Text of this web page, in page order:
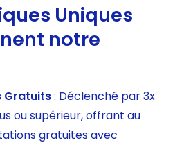
Uniques
notre
Gratuits: Déclenché par 3x
ou supérieur, offrant au
gratuites avec